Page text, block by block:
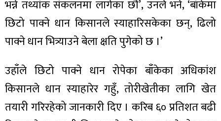
भन्ने तथ्यांक संकलनमा लागेका छौँ’, उनले भने, ‘बाँकेमा
छिटो पाक्ने धान किसानले स्याहारिसकेका छन्, ढिलो
पाक्ने धान भित्र्याउने बेला क्षति पुगेको छ ।’
उहाँले छिटो पाक्ने धान रोपेका बाँकेका अधिकांश
किसानले धान स्याहारेर गहुँ, तोरीखेतीका लागि खेत
तयारी गरिरहेको जानकारी दिए । करिब ६० प्रतिशत बढी